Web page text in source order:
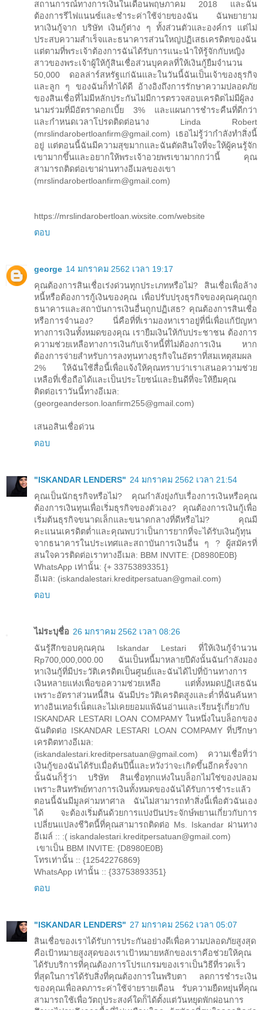
สถานการณ์ทางการเงินในเดือนพฤษภาคม 2018 และฉัน
ต้องการรีไฟแนนซ์และชำระค่าใช้จ่ายของฉัน ฉันพยายาม
หาเงินกู้จาก บริษัท เงินกู้ต่าง ๆ ทั้งส่วนตัวและองค์กร แต่ไม่
ประสบความสำเร็จและธนาคารส่วนใหญ่ปฏิเสธเครดิตของฉัน
แต่ตามที่พระเจ้าต้องการฉันได้รับการแนะนำให้รู้จักกับหญิง
สาวของพระเจ้าผู้ให้กู้สินเชื่อส่วนบุคคลที่ให้เงินกู้ยืมจำนวน
50,000 ดอลล่าร์สหรัฐแก่ฉันและในวันนี้ฉันเป็นเจ้าของธุรกิจ
และลูก ๆ ของฉันก็ทำได้ดี อ้างอิงถึงการรักษาความปลอดภัย
ของสินเชื่อที่ไม่มีหลักประกันไม่มีการตรวจสอบเครดิตไม่มีผู้ลง
นามร่วมที่มีอัตราดอกเบี้ย 3% และแผนการชำระคืนที่ดีกว่า
และกำหนดเวลาโปรดติดต่อนาง Linda Robert
(mrslindarobertloanfirm@gmail.com) เธอไม่รู้ว่ากำลังทำสิ่งนี้
อยู่ แต่ตอนนี้ฉันมีความสุขมากและฉันตัดสินใจที่จะให้ผู้คนรู้จัก
เขามากขึ้นและอยากให้พระเจ้าอวยพรเขามากกว่านี้ คุณ
สามารถติดต่อเขาผ่านทางอีเมลของเขา
(mrslindarobertloanfirm@gmail.com)
https://mrslindarobertloan.wixsite.com/website
ตอบ
george 14 มกราคม 2562 เวลา 19:17
คุณต้องการสินเชื่อเร่งด่วนทุกประเภทหรือไม่? สินเชื่อเพื่อล้าง
หนี้หรือต้องการกู้เงินของคุณ เพื่อปรับปรุงธุรกิจของคุณคุณถูก
ธนาคารและสถาบันการเงินอื่นถูกปฏิเสธ? คุณต้องการสินเชื่อ
หรือการจำนอง? นี่คือที่ที่เรามองหาเราอยู่ที่นี่เพื่อแก้ปัญหา
ทางการเงินทั้งหมดของคุณ เรายืมเงินให้กับประชาชน ต้องการ
ความช่วยเหลือทางการเงินกับเจ้าหนี้ที่ไม่ต้องการเงิน หาก
ต้องการจ่ายสำหรับการลงทุนทางธุรกิจในอัตราที่สมเหตุสมผล
2% ให้ฉันใช้สื่อนี้เพื่อแจ้งให้คุณทราบว่าเราเสนอความช่วย
เหลือที่เชื่อถือได้และเป็นประโยชน์และยินดีที่จะให้ยืมคุณ
ติดต่อเราวันนี้ทางอีเมล:
(georgeanderson.loanfirm255@gmail.com)
เสนอสินเชื่อด่วน
ตอบ
"ISKANDAR LENDERS" 24 มกราคม 2562 เวลา 21:54
คุณเป็นนักธุรกิจหรือไม่? คุณกำลังยุ่งกับเรื่องการเงินหรือคุณ
ต้องการเงินทุนเพื่อเริ่มธุรกิจของตัวเอง? คุณต้องการเงินกู้เพื่อ
เริ่มต้นธุรกิจขนาดเล็กและขนาดกลางที่ดีหรือไม่? คุณมี
คะแนนเครดิตต่ำและคุณพบว่าเป็นการยากที่จะได้รับเงินกู้ทุน
จากธนาคารในประเทศและสถาบันการเงินอื่น ๆ ? ผู้สมัครที่
สนใจควรติดต่อเราทางอีเมล: BBM INVITE: {D8980E0B}
WhatsApp เท่านั้น: {+ 33753893351}
อีเมล: (iskandalestari.kreditpersatuan@gmail.com)
ตอบ
ไม่ระบุชื่อ 26 มกราคม 2562 เวลา 08:26
ฉันรู้สึกขอบคุณคุณ Iskandar Lestari ที่ให้เงินกู้จำนวน
Rp700,000,000.00 ฉันเป็นหนี้มาหลายปีดังนั้นฉันกำลังมอง
หาเงินกู้ที่มีประวัติเครดิตเป็นศูนย์และฉันได้ไปที่บ้านทางการ
เงินหลายแห่งเพื่อขอความช่วยเหลือ แต่ทั้งหมดปฏิเสธฉัน
เพราะอัตราส่วนหนี้สิน ฉันมีประวัติเครดิตสูงและต่ำที่ฉันค้นหา
ทางอินเทอร์เน็ตและไม่เคยยอมแพ้ฉันอ่านและเรียนรู้เกี่ยวกับ
ISKANDAR LESTARI LOAN COMPAMY ในหนึ่งในบล็อกของ
ฉันติดต่อ ISKANDAR LESTARI LOAN COMPAMY ที่ปรึกษา
เครดิตทางอีเมล:
(iskandalestari.kreditpersatuan@gmail.com) ความเชื่อที่ว่า
เงินกู้ของฉันได้รับเมื่อต้นปีนี้และหวังว่าจะเกิดขึ้นอีกครั้งจาก
นั้นฉันก็รู้ว่า บริษัท สินเชื่อทุกแห่งในบล็อกไม่ใช่ของปลอม
เพราะสินทรัพย์ทางการเงินทั้งหมดของฉันได้รับการชำระแล้ว
ตอนนี้ฉันมีมูลค่ามหาศาล ฉันไม่สามารถทำสิ่งนี้เพื่อตัวฉันเอง
ได้ จะต้องเริ่มต้นด้วยการแบ่งปันประจักษ์พยานเกี่ยวกับการ
เปลี่ยนแปลงชีวิตนี้ที่คุณสามารถติดต่อ Ms. Iskandar ผ่านทาง
อีเมล์ :: :( iskandalestari.kreditpersatuan@gmail.com)
เขาเป็น BBM INVITE: {D8980E0B}
โทรเท่านั้น :: {12542276869}
WhatsApp เท่านั้น :: {33753893351}
ตอบ
"ISKANDAR LENDERS" 27 มกราคม 2562 เวลา 05:07
สินเชื่อของเราได้รับการประกันอย่างดีเพื่อความปลอดภัยสูงสุด
คือเป้าหมายสูงสุดของเราเป้าหมายหลักของเราคือช่วยให้คุณ
ได้รับบริการที่คุณต้องการโปรแกรมของเราเป็นวิธีที่รวดเร็ว
ที่สุดในการได้รับสิ่งที่คุณต้องการในพริบตา ลดการชำระเงิน
ของคุณเพื่อลดภาระค่าใช้จ่ายรายเดือน รับความยืดหยุ่นที่คุณ
สามารถใช้เพื่อวัตถุประสงค์ใดก็ได้ตั้งแต่วันหยุดพักผ่อนการ